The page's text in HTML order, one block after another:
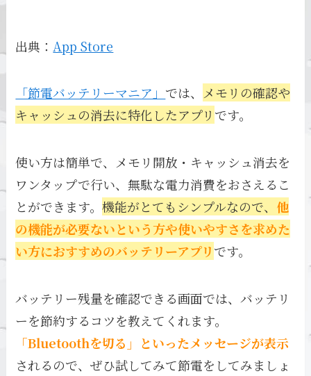
出典： App Store
「節電バッテリーマニア」 では、 メモリの確認や
キャッシュの消去に特化したアプリ です。
使い方は簡単で、メモリ開放・キャッシュ消去を
ワンタップで行い、無駄な電力消費をおさえるこ
とができます。機能がとてもシンプルなので、 他
の機能が必要ないという方や使いやすさを求めた
い方におすすめのバッテリーアプリです。
バッテリー残量を確認できる画面では、バッテリ
ーを節約するコツを教えてくれます。
「Bluetoothを切る」といったメッセージが表示
されるので、ぜひ試してみて節電をしてみましょ